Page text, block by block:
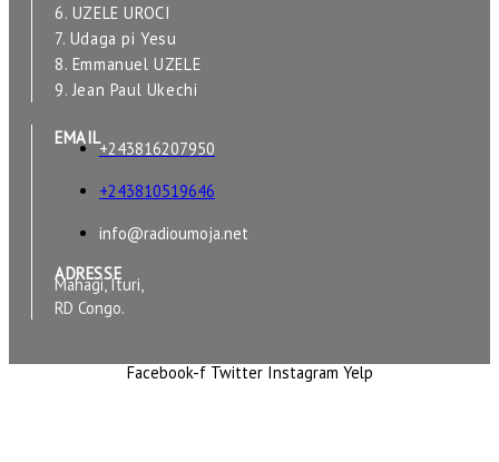
6. UZELE UROCI
7. Udaga pi Yesu
8. Emmanuel UZELE
9. Jean Paul Ukechi
EMAIL
+243816207950
+243810519646
info@radioumoja.net
ADRESSE
Mahagi, Ituri,
RD Congo.
Facebook-f Twitter Instagram Yelp